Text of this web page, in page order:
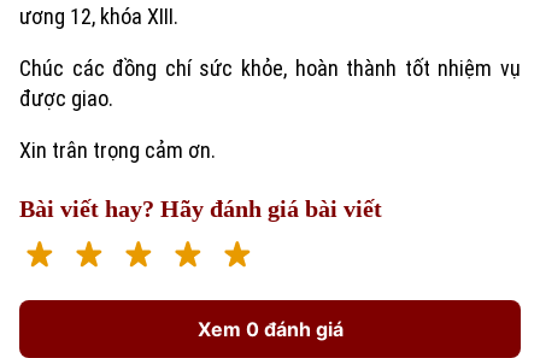
Liên hệ đường dây nóng (bấm để gọi)
Tòa soạn
ương 12, khóa XIII.
Chúc các đồng chí sức khỏe, hoàn thành tốt nhiệm vụ
được giao.
Xin trân trọng cảm ơn.
Bài viết hay? Hãy đánh giá bài viết
Xem 0 đánh giá